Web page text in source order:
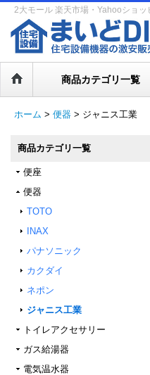
2大モール 楽天市場・Yahooショッ
商品カテゴリ一覧
ホーム > 便器 > ジャニス工業
商品カテゴリ一覧
便座
便器
TOTO
INAX
パナソニック
カクダイ
ネポン
ジャニス工業
トイレアクセサリー
ガス給湯器
電気温水器